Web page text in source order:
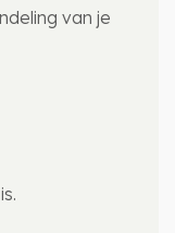
van je